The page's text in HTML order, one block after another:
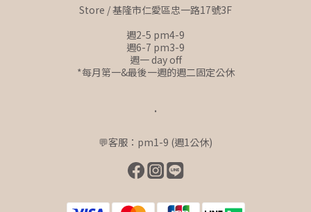
Store / 基隆市仁愛區忠一路17號3F
週2-5 pm4-9
週6-7 pm3-9
週一 day off
*每月第一&最後一週的週二固定公休
.
💬客服：pm1-9 (週1公休)